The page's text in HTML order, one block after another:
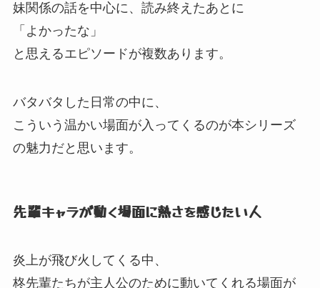
妹関係の話を中心に、 読み終えたあとに
「よかったな」
と思えるエピソードが複数あります。
バタバタした日常の中に、
こういう温かい場面が入ってくるのが本シリーズ
の魅力だと思います。
先輩キャラが動く場面に熱さを感じたい人
炎上が飛び火してくる中、
柊先輩たちが主人公のために動いてくれる場面が